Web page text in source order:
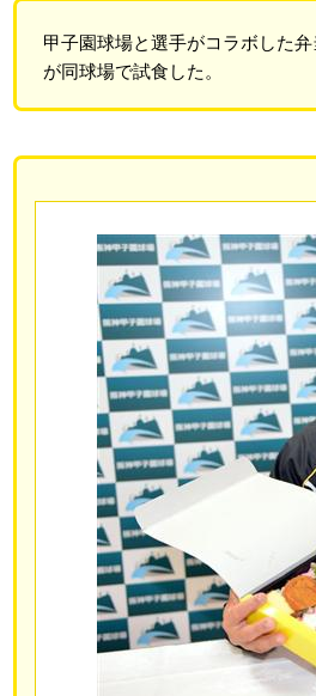
甲子園球場と選手がコラボした
が同球場で試食した。